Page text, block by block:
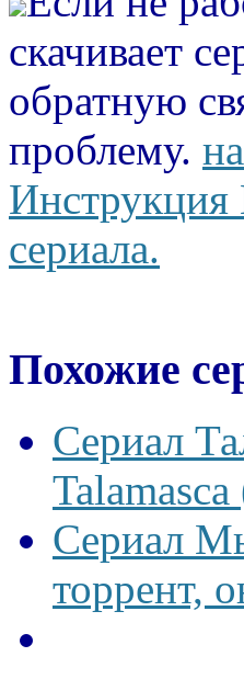
скачивает
обратную
проблему.
Инструкция
сериала.
Похожие
Сериал
Сериал
торрент,